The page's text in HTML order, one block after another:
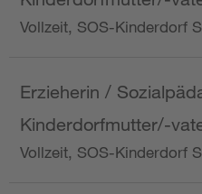
Vollzeit, SOS-Kinderdorf
Erzieherin /
Kinderdorfmutter/-
Vollzeit, SOS-Kinderdorf